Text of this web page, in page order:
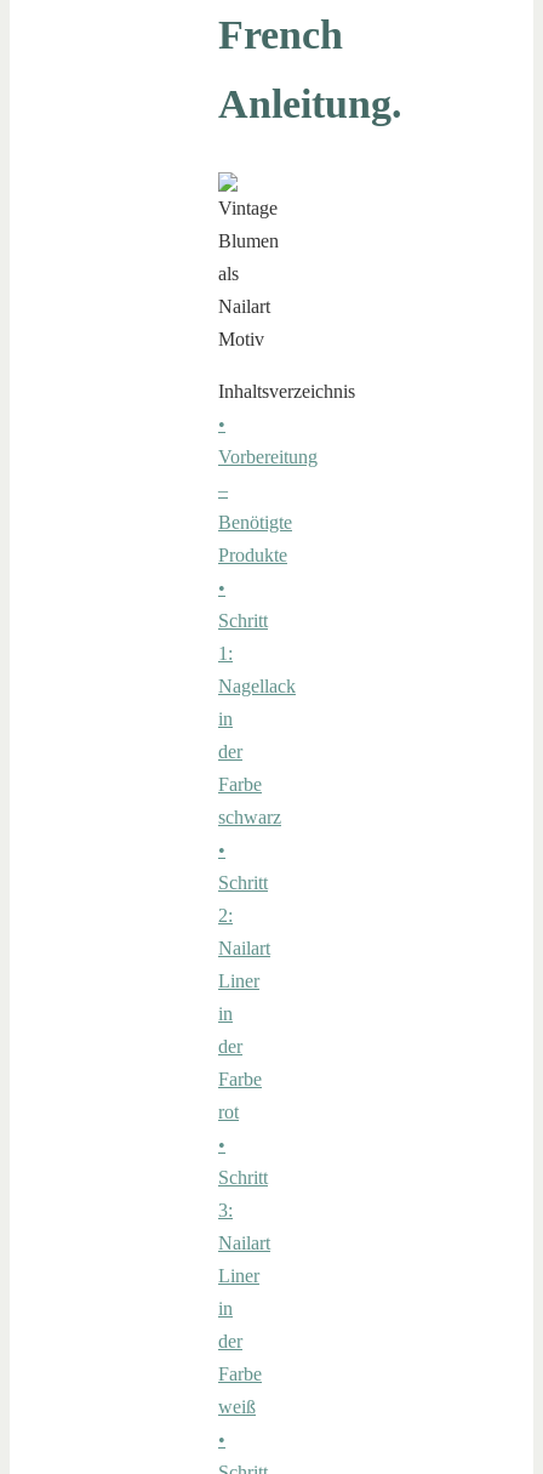
French
Anleitung.
Inhaltsverzeichnis
•
Vorbereitung
–
Benötigte
Produkte
•
Schritt
1:
Nagellack
in
der
Farbe
schwarz
•
Schritt
2:
Nailart
Liner
in
der
Farbe
rot
•
Schritt
3:
Nailart
Liner
in
der
Farbe
weiß
•